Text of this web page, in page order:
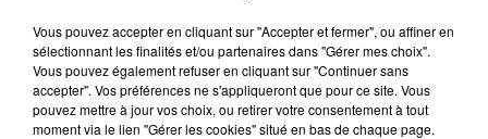
7 août 2026
Angèle et Amélie Lens dévoilent leur
collaboration tant attendue
Vous pouvez accepter en cliquant sur "Accepter et fermer", ou affiner en
sélectionnant les finalités et/ou partenaires dans "Gérer mes choix".
Vous pouvez également refuser en cliquant sur "Continuer sans
accepter". Vos préférences ne s'appliqueront que pour ce site. Vous
pouvez mettre à jour vos choix, ou retirer votre consentement à tout
moment via le lien "Gérer les cookies" situé en bas de chaque page.